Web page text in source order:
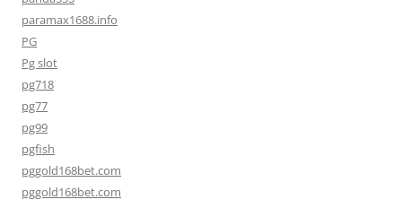
paramax1688.info
PG
Pg slot
pg718
pg77
pg99
pgfish
pggold168bet.com
pggold168bet.com